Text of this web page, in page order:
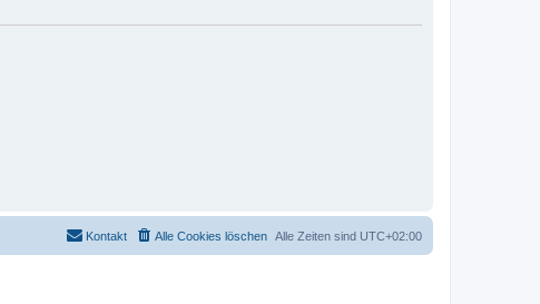
Alle Zeiten sind UTC+02:00
Alle Cookies löschen
Kontakt